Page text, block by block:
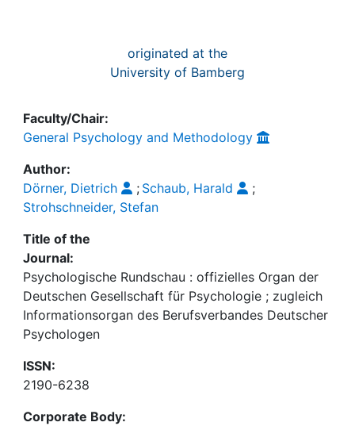
originated at the
University of Bamberg
Faculty/Chair:
General Psychology and Methodology
Author:
Dörner, Dietrich
; Schaub, Harald
;
Strohschneider, Stefan
Title of the
Journal:
Psychologische Rundschau : offizielles Organ der
Deutschen Gesellschaft für Psychologie ; zugleich
Informationsorgan des Berufsverbandes Deutscher
Psychologen
ISSN:
2190-6238
Corporate Body: